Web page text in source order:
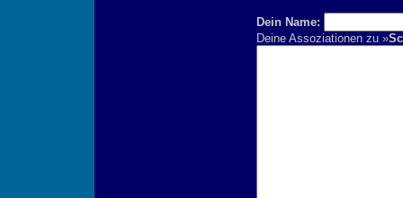
Dein Name:
Deine Assoziationen zu »